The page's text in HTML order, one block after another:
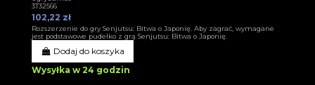
3T32566
102,22 zł
Rozszerzenie do gry Senjutsu: Bitwa o Japonię. Aby zagrać, wymagane
jest podstawowe pudełko z grą Senjutsu: Bitwa o Japonię.
Dodaj do koszyka
Wysyłka w 24 godzin